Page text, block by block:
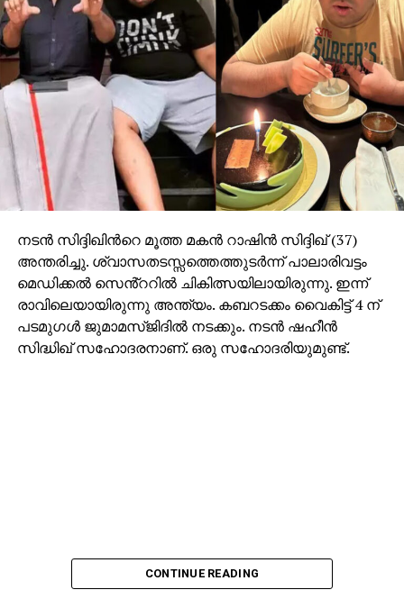
എത്രയാലോചിച്ചിട്ടും മനസിലാവുന്നില്ല. പോസ്റ്റ്
പ്രൊഡക്ഷന്‍ വര്‍ക്കുകള്‍ പൂര്‍ത്തിയാവാത്തൊരു
സിനിമയുടെ ചെലവിനെപ്പറ്റി പൊതുവേദിയില്‍
പരസ്യചര്‍ച്ചയ്ക്കു വിധേയമാക്കിയതെന്തിനാണ്-
ആന്റണി പെരുമ്പാവൂര്‍ ചോദിച്ചു.
നടൻ സിദ്ദിഖിന്‍റെ മൂത്ത മകൻ റാഷിൻ സിദ്ദിഖ് (37)
അന്തരിച്ചു. ശ്വാസതടസ്സത്തെത്തുടർന്ന് പാലാരിവട്ടം
മെഡിക്കൽ സെൻ്ററിൽ ചികിത്സയിലായിരുന്നു. ഇന്ന്
രാവിലെയായിരുന്നു അന്ത്യം. കബറടക്കം വൈകിട്ട് 4 ന്
പടമുഗൾ ജുമാമസ്ജിദിൽ നടക്കും. നടൻ ഷഹീൻ
സിദ്ധിഖ് സഹോദരനാണ്. ഒരു സഹോദരിയുമുണ്ട്.
CONTINUE READING